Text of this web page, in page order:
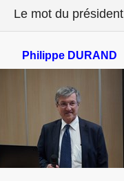
Le mot du président
Philippe DURAND